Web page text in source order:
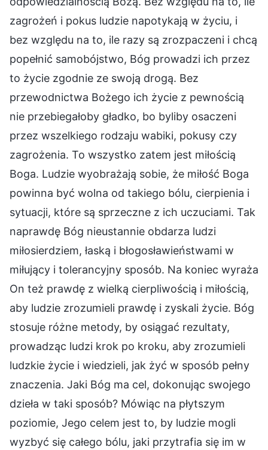
zagrożeń i pokus ludzie napotykają w życiu, i
bez względu na to, ile razy są zrozpaczeni i chcą
popełnić samobójstwo, Bóg prowadzi ich przez
to życie zgodnie ze swoją drogą. Bez
przewodnictwa Bożego ich życie z pewnością
nie przebiegałoby gładko, bo byliby osaczeni
przez wszelkiego rodzaju wabiki, pokusy czy
zagrożenia. To wszystko zatem jest miłością
Boga. Ludzie wyobrażają sobie, że miłość Boga
powinna być wolna od takiego bólu, cierpienia i
sytuacji, które są sprzeczne z ich uczuciami. Tak
naprawdę Bóg nieustannie obdarza ludzi
miłosierdziem, łaską i błogosławieństwami w
miłujący i tolerancyjny sposób. Na koniec wyraża
On też prawdę z wielką cierpliwością i miłością,
aby ludzie zrozumieli prawdę i zyskali życie. Bóg
stosuje różne metody, by osiągać rezultaty,
prowadząc ludzi krok po kroku, aby zrozumieli
ludzkie życie i wiedzieli, jak żyć w sposób pełny
znaczenia. Jaki Bóg ma cel, dokonując swojego
dzieła w taki sposób? Mówiąc na płytszym
poziomie, Jego celem jest to, by ludzie mogli
wyzbyć się całego bólu, jaki przytrafia się im w